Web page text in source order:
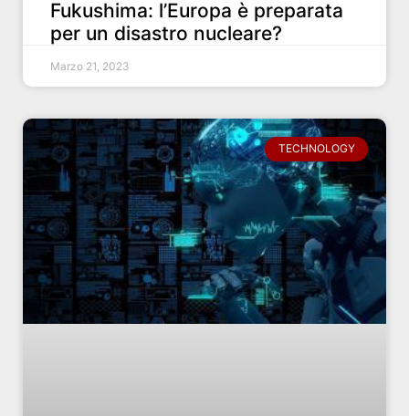
Fukushima: l’Europa è preparata
per un disastro nucleare?
Marzo 21, 2023
TECHNOLOGY